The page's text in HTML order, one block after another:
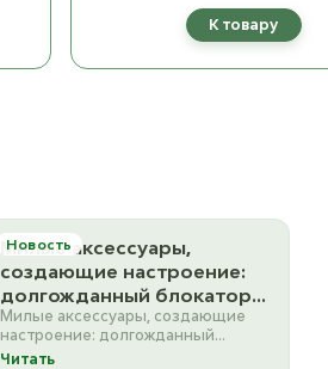
К товару
Новость
Милые аксессуары,
создающие настроение:
долгожданный блокатор
бабушкиного квадрата,
прелестные наконечники
Милые аксессуары, создающие
настроение: долгожданный
блокатор бабушкиного квадрата,
Читать